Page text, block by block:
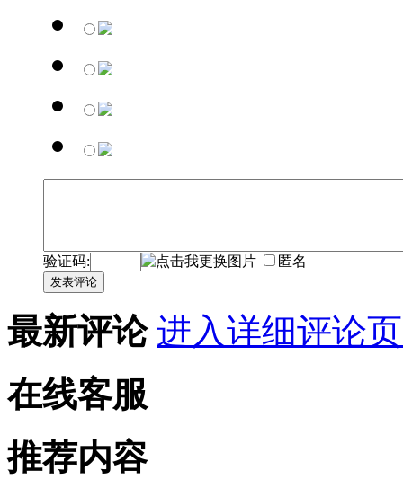
验证码: 匿名
发表评论
最新评论 进入详细评论
在线客服
推荐内容